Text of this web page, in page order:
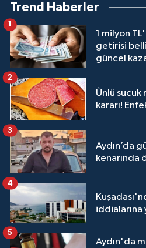
Trend Haberler
1 milyon
getirisi
güncel
1
Ünlü sucuk
kararı!
2
Aydın’da
kenarında
3
iddialarına
4
Aydın'da
5